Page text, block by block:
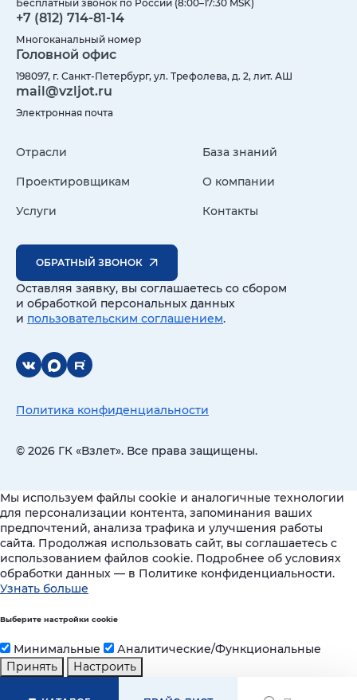
Бесплатный звонок по России (8:00–17:30 MSK)
+7 (812) 714-81-14
Многоканальный номер
Головной офис
198097, г. Санкт-Петербург, ул. Трефолева, д. 2, лит. АШ
mail@vzljot.ru
Электронная почта
Отрасли
Проектировщикам
Услуги
База знаний
О компании
Контакты
ОБРАТНЫЙ ЗВОНОК
Оставляя заявку, вы соглашаетесь со сбором
и обработкой персональных данных
и пользовательским соглашением.
© 2026 ГК «Взлет». Все права защищены.
Политика конфиденциальности
Мы используем файлы cookie и аналогичные технологии
для персонализации контента, запоминания ваших
предпочтений, анализа трафика и улучшения работы
сайта. Продолжая использовать сайт, вы соглашаетесь с
использованием файлов cookie. Подробнее об условиях
обработки данных — в Политике конфиденциальности.
Узнать больше
Выберите настройки cookie
Минимальные
Аналитические/Функциональные
Принять
Настроить